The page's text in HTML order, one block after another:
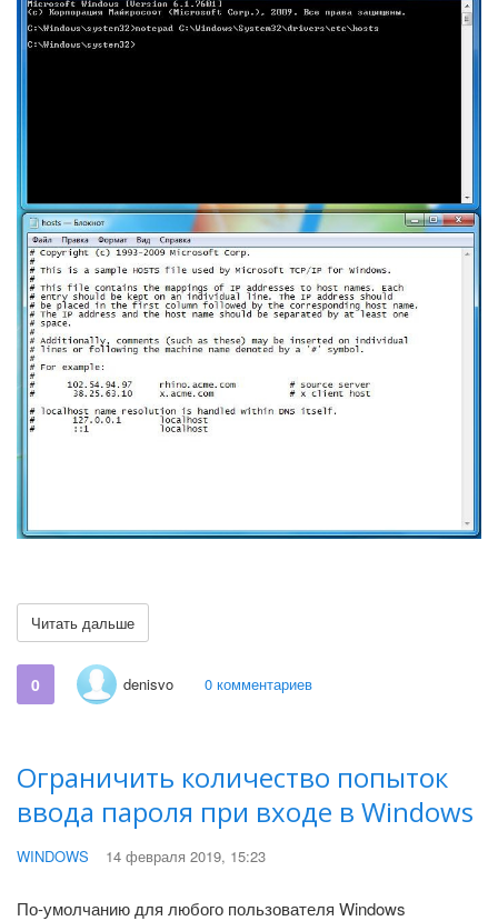
Читать дальше
0 denisvo 0 комментариев
Ограничить количество попыток
ввода пароля при входе в Windows
WINDOWS 14 февраля 2019, 15:23
По-умолчанию для любого пользователя Windows